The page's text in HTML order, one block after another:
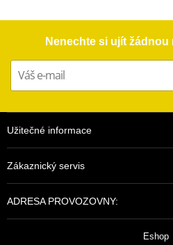
Nenechte si ujít
Užitečné informace
Zákaznický servis
ADRESA PROVOZOVNY:
Eshop